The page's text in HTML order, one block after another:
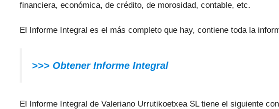
financiera, económica, de crédito, de morosidad, contable, etc.
El Informe Integral es el más completo que hay, contiene toda la
>>> Obtener Informe Integral
El Informe Integral de Valeriano Urrutikoetxea SL tiene el siguiente